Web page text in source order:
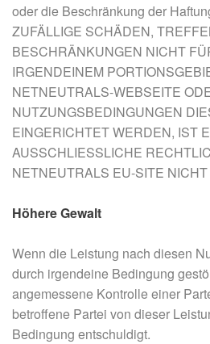
oder die Beschränkung der
ZUFÄLLIGE SCHÄDEN,
BESCHRÄNKUNGEN NICHT
IRGENDEINEM
NETNEUTRALS-WEBSEITE
NUTZUNGSBEDINGUNGEN
EINGERICHTET WERDEN, IST
AUSSCHLIESSLICHE
NETNEUTRALS EU-SITE
Höhere Gewalt
Wenn die Leistung nach diesen
durch irgendeine Bedingung
angemessene Kontrolle einer
betroffene Partei von dieser
Bedingung entschuldigt.